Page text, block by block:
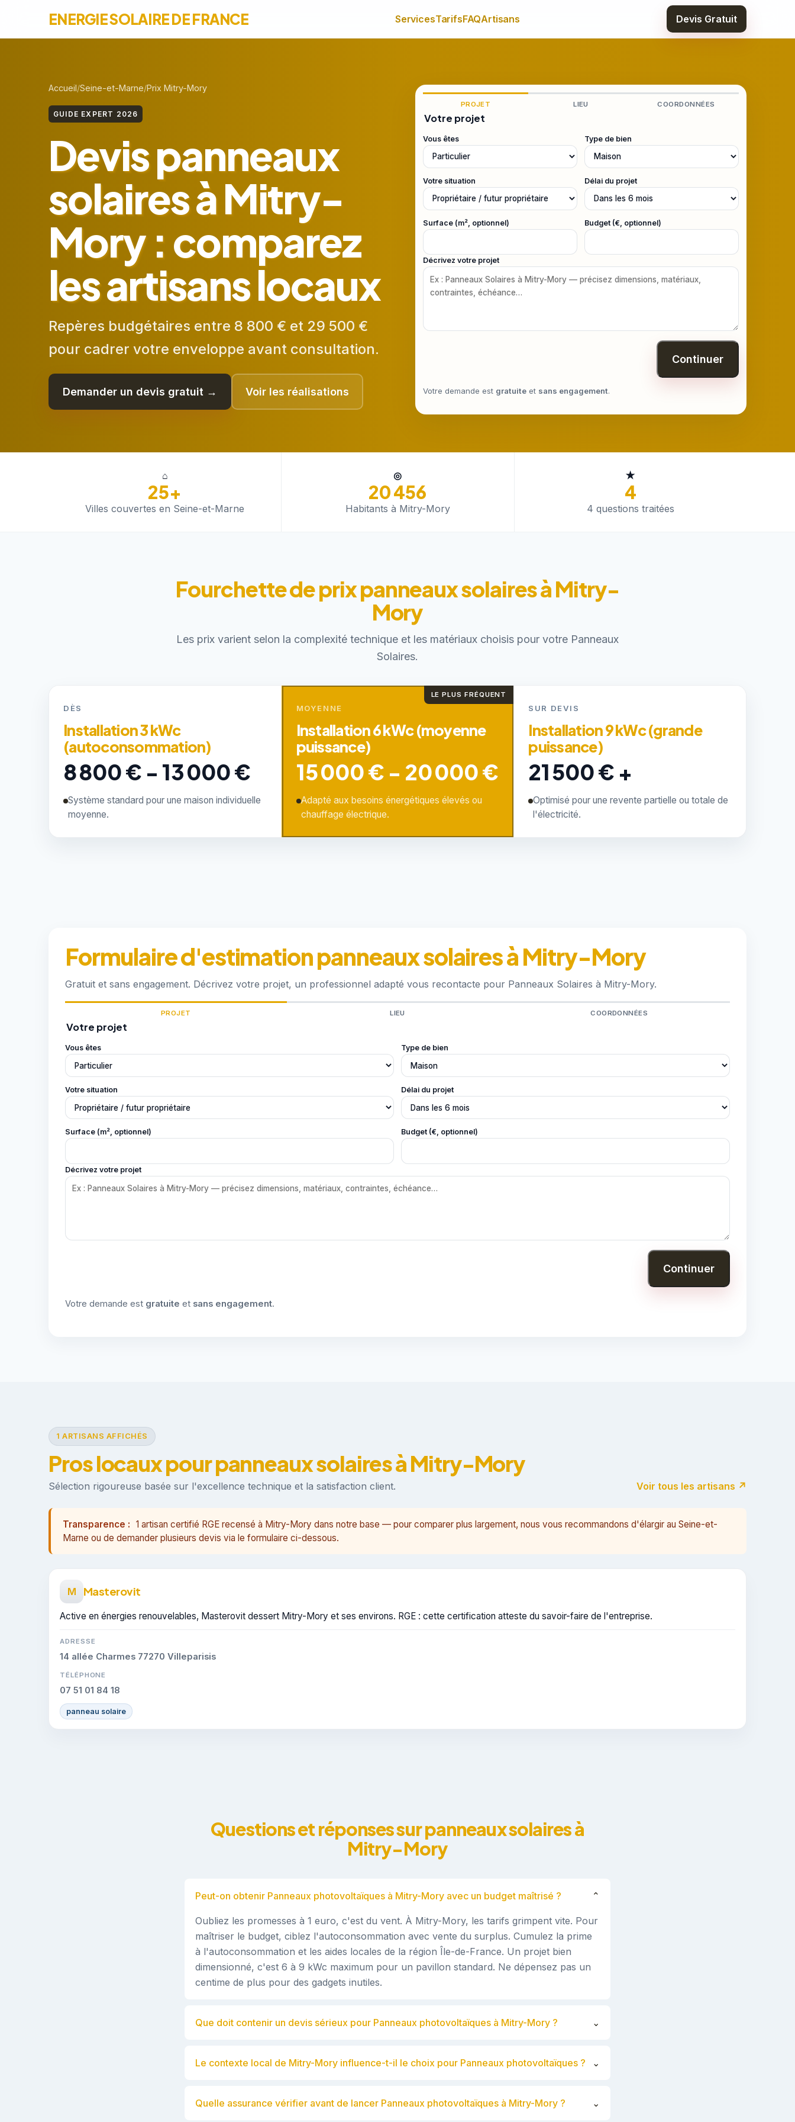
ENERGIE SOLAIRE DE FRANCE ServicesTarifsFAQArtisans Devis Gratuit
Accueil Seine-et-Marne Prix Mitry-Mory
GUIDE EXPERT 2026
Devis panneaux
solaires à Mitry-
Mory : comparez
les artisans locaux
Repères budgétaires entre 8 800 € et 29 500 €
pour cadrer votre enveloppe avant consultation.
Demander un devis gratuit → Voir les réalisations
PROJET LIEU COORDONNÉES
Votre projet
Vous êtes Type de bien
Votre situation Délai du projet
Surface (m², optionnel) Budget (€, optionnel)
Décrivez votre projet
Continuer
Votre demande est gratuite et sans engagement.
⌂
25+
Villes couvertes en Seine-et-Marne
◎
20 456
Habitants à Mitry-Mory
★
4
4 questions traitées
Fourchette de prix panneaux solaires à Mitry-
Mory
Les prix varient selon la complexité technique et les matériaux choisis pour votre Panneaux
Solaires.
DÈS
Installation 3 kWc
(autoconsommation)
8 800 € - 13 000 €
Système standard pour une maison individuelle
moyenne.
LE PLUS FRÉQUENT
MOYENNE
Installation 6 kWc (moyenne
puissance)
15 000 € - 20 000 €
Adapté aux besoins énergétiques élevés ou
chauffage électrique.
SUR DEVIS
Installation 9 kWc (grande
puissance)
21 500 € +
Optimisé pour une revente partielle ou totale de
l'électricité.
Formulaire d'estimation panneaux solaires à Mitry-Mory
Gratuit et sans engagement. Décrivez votre projet, un professionnel adapté vous recontacte pour Panneaux Solaires à Mitry-Mory.
PROJET LIEU COORDONNÉES
Votre projet
Vous êtes Type de bien
Votre situation Délai du projet
Surface (m², optionnel) Budget (€, optionnel)
Décrivez votre projet
Continuer
Votre demande est gratuite et sans engagement.
1 ARTISANS AFFICHÉS
Pros locaux pour panneaux solaires à Mitry-Mory
Sélection rigoureuse basée sur l'excellence technique et la satisfaction client. Voir tous les artisans ↗
Transparence : 1 artisan certifié RGE recensé à Mitry-Mory dans notre base — pour comparer plus largement, nous vous recommandons d'élargir au Seine-et-
Marne ou de demander plusieurs devis via le formulaire ci-dessous.
M Masterovit
Active en énergies renouvelables, Masterovit dessert Mitry-Mory et ses environs. RGE : cette certification atteste du savoir-faire de l'entreprise.
ADRESSE
14 allée Charmes 77270 Villeparisis
TÉLÉPHONE
07 51 01 84 18
panneau solaire
Questions et réponses sur panneaux solaires à
Mitry-Mory
Peut-on obtenir Panneaux photovoltaïques à Mitry-Mory avec un budget maîtrisé ? ⌄
Oubliez les promesses à 1 euro, c'est du vent. À Mitry-Mory, les tarifs grimpent vite. Pour
maîtriser le budget, ciblez l'autoconsommation avec vente du surplus. Cumulez la prime
à l'autoconsommation et les aides locales de la région Île-de-France. Un projet bien
dimensionné, c'est 6 à 9 kWc maximum pour un pavillon standard. Ne dépensez pas un
centime de plus pour des gadgets inutiles.
Que doit contenir un devis sérieux pour Panneaux photovoltaïques à Mitry-Mory ? ⌄
Le contexte local de Mitry-Mory influence-t-il le choix pour Panneaux photovoltaïques ? ⌄
Quelle assurance vérifier avant de lancer Panneaux photovoltaïques à Mitry-Mory ? ⌄